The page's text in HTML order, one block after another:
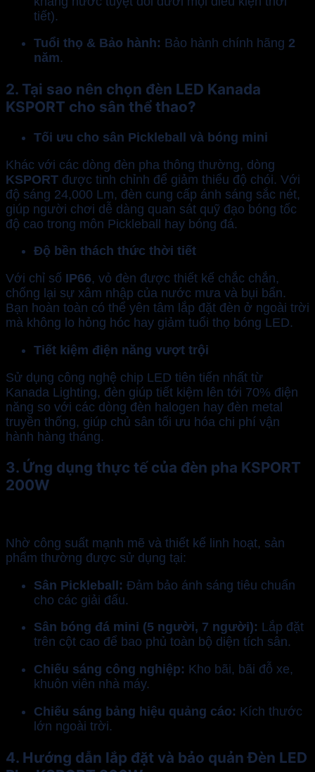
tiết).
Tuổi thọ & Bảo hành: Bảo hành chính hãng 2
năm.
2. Tại sao nên chọn đèn LED Kanada
KSPORT cho sân thể thao?
Tối ưu cho sân Pickleball và bóng mini
Khác với các dòng đèn pha thông thường, dòng
KSPORT được tinh chỉnh để giảm thiểu độ chói. Với
độ sáng 24,000 Lm, đèn cung cấp ánh sáng sắc nét,
giúp người chơi dễ dàng quan sát quỹ đạo bóng tốc
độ cao trong môn Pickleball hay bóng đá.
Độ bền thách thức thời tiết
Với chỉ số IP66, vỏ đèn được thiết kế chắc chắn,
chống lại sự xâm nhập của nước mưa và bụi bẩn.
Bạn hoàn toàn có thể yên tâm lắp đặt đèn ở ngoài trời
mà không lo hỏng hóc hay giảm tuổi thọ bóng LED.
Tiết kiệm điện năng vượt trội
Sử dụng công nghệ chip LED tiên tiến nhất từ
Kanada Lighting, đèn giúp tiết kiệm lên tới 70% điện
năng so với các dòng đèn halogen hay đèn metal
truyền thống, giúp chủ sân tối ưu hóa chi phí vận
hành hàng tháng.
3. Ứng dụng thực tế của đèn pha KSPORT
200W
Nhờ công suất mạnh mẽ và thiết kế linh hoạt, sản
phẩm thường được sử dụng tại:
Sân Pickleball: Đảm bảo ánh sáng tiêu chuẩn
cho các giải đấu.
Sân bóng đá mini (5 người, 7 người): Lắp đặt
trên cột cao để bao phủ toàn bộ diện tích sân.
Chiếu sáng công nghiệp: Kho bãi, bãi đỗ xe,
khuôn viên nhà máy.
Chiếu sáng bảng hiệu quảng cáo: Kích thước
lớn ngoài trời.
4. Hướng dẫn lắp đặt và bảo quản Đèn LED